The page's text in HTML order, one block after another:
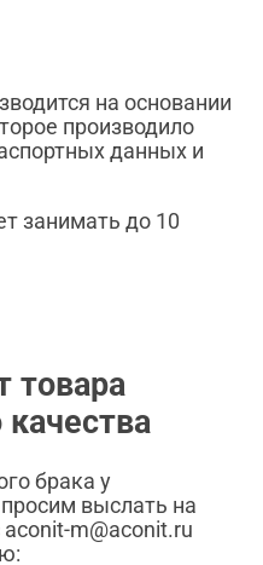
на основании
производило
данных и
занимать до 10
товара
брака у
выслать на
m@aconit.ru